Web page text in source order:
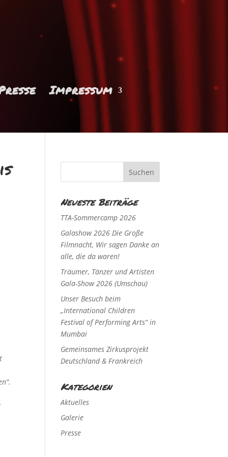
Impressum
Neueste Beiträge
TTA-Sommercamp 2026
Galashow 2026 Die Große
Filmnacht, Wir sagen Danke an
alle, die da waren!
Träumer, Tänzer und Artisten
Gala-Show 2026 (Umschau)
Unser Besuch beim
„International Children
Festival of Performing Arts“ in
Mumbai
Gemeinsames Zirkusprojekt
Deutschland & Frankreich
Kategorien
Aktuelles
Galerie
Presse